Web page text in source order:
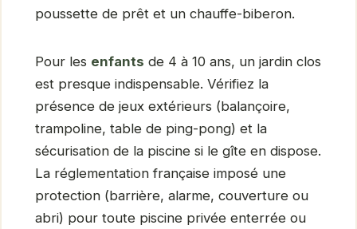
poussette de prêt et un chauffe-biberon.
Pour les enfants de 4 à 10 ans, un jardin clos
est presque indispensable. Vérifiez la
présence de jeux extérieurs (balançoire,
trampoline, table de ping-pong) et la
sécurisation de la piscine si le gîte en dispose.
La réglementation française imposé une
protection (barrière, alarme, couverture ou
abri) pour toute piscine privée enterrée ou